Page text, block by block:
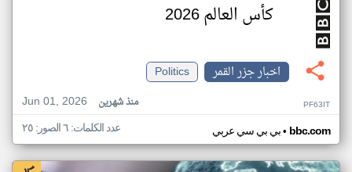
كأس العالم 2026
اخبار جزر القمر
Politics
Jun 01, 2026
منذ شهرين PF63IT
بي بي سي عربي• bbc.com عدد الكلمات: ٦ الصور: ٢٥